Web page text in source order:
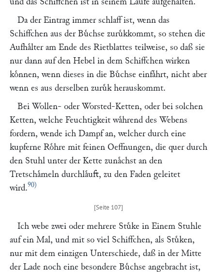
Da der Eintrag immer schlaff ist, wenn das
Schiffchen aus der Buͤchse zuruͤkkommt, so stehen die
Aufhaͤlter am Ende des Rietblattes teilweise, so daß sie
nur dann auf den Hebel in dem Schiffchen wirken
koͤnnen, wenn dieses in die Buͤchse einfaͤhrt, nicht aber
wenn es aus derselben zuruͤk herauskommt.
Bei Wollen- oder Worsted-Ketten, oder bei solchen
Ketten, welche Feuchtigkeit waͤhrend des Webens
fordern, wende ich Dampf an, welcher durch eine
kupferne Roͤhre mit feinen Oeffnungen, die quer durch
den Stuhl unter der Kette zunaͤchst an den
Tretschaͤmeln durchlaͤuft, zu den Faden geleitet
wird.90)
Ich webe zwei oder mehrere Stuͤke in Einem Stuhle
auf ein Mal, und mit so viel Schiffchen, als Stuͤken,
nur mit dem einzigen Unterschiede, daß in der Mitte
der Lade noch eine besondere Buͤchse angebracht ist,